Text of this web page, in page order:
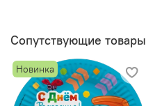
Сопутствующие товары
Новинка